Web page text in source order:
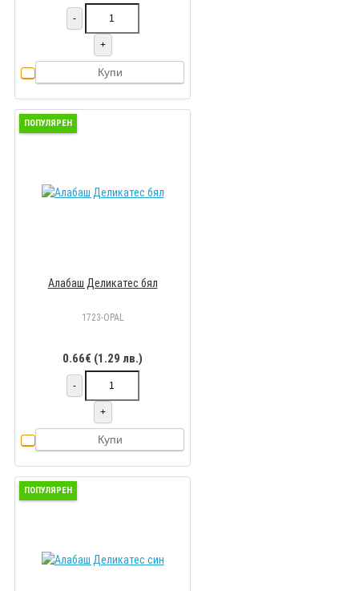
-
+
Купи
ПОПУЛЯРЕН
Алабаш Деликатес бял
1723-OPAL
0.66€ (1.29 лв.)
-
+
Купи
ПОПУЛЯРЕН